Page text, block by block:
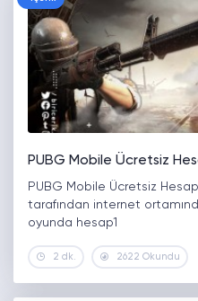
PUBG Mobile Ücretsiz
PUBG Mobile Ücretsiz
tarafından internet
oyunda hesap1
2 dk. 2622 Okundu